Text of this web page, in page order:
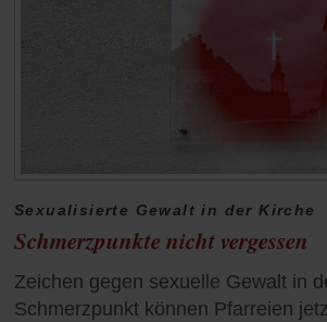
Sexualisierte Gewalt in der Kirche
Schmerzpunkte nicht vergessen
Zeichen gegen sexuelle Gewalt in
Schmerzpunkt können Pfarreien